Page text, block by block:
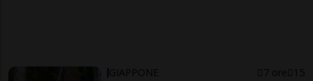
GIAPPONE 7 ore 15